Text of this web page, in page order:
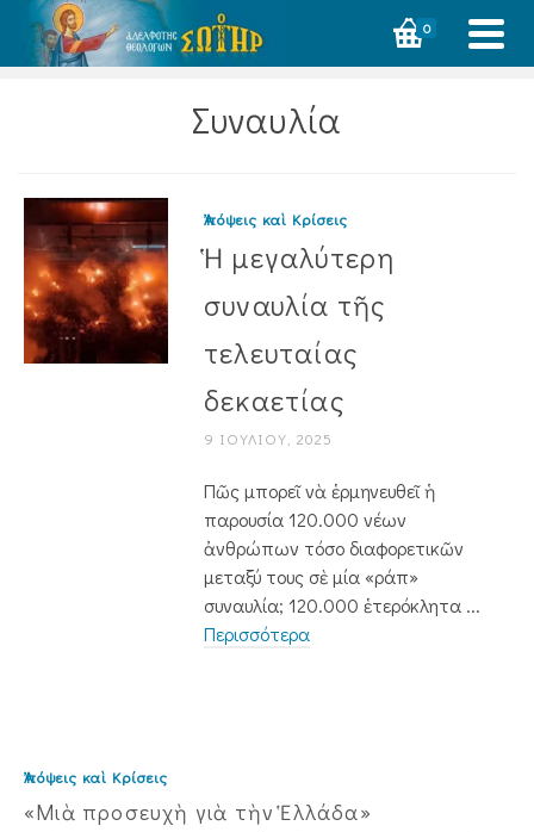
0
Συναυλία
Ἀπόψεις καὶ Κρίσεις
Ἡ μεγαλύτερη
συναυλία τῆς
τελευταίας
δεκαετίας
9 ΙΟΥΛΊΟΥ, 2025
Πῶς μπορεῖ νὰ ἑρμηνευθεῖ ἡ
παρουσία 120.000 νέων
ἀνθρώπων τόσο διαφορετι­κῶν
μεταξύ τους σὲ μία «ράπ»
συναυλία; 120.000 ἑτερόκλητα ...
Περισσότερα
Ἀπόψεις καὶ Κρίσεις
«Μιὰ προσευχὴ γιὰ τὴν Ἑλλάδα»